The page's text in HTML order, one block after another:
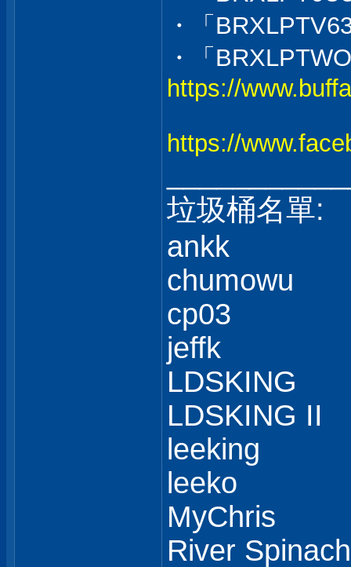
・「
・「
https://
https://
垃圾桶名單:
ankk
chumowu
cp03
jeffk
LDSKING
LDSKING II
leeking
leeko
MyChris
River Spinach